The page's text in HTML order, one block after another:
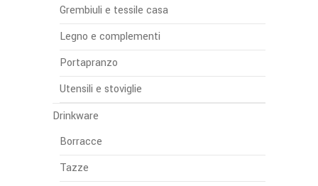
Grembiuli e tessile casa
Legno e complementi
Portapranzo
Utensili e stoviglie
Drinkware
Borracce
Tazze